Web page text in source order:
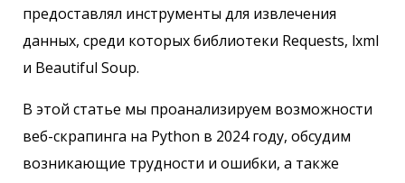
предоставлял инструменты для извлечения
данных, среди которых библиотеки Requests, lxml
и Beautiful Soup.
В этой статье мы проанализируем возможности
веб-скрапинга на Python в 2024 году, обсудим
возникающие трудности и ошибки, а также